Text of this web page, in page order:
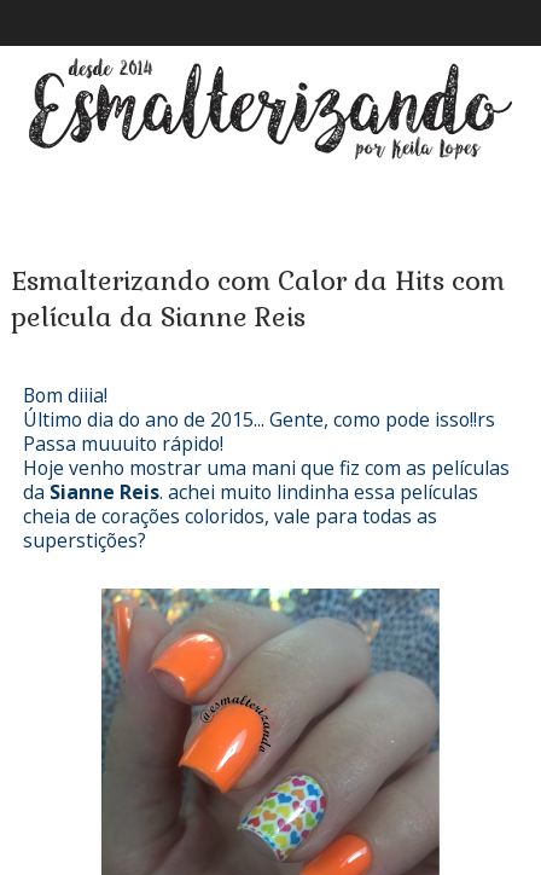
Esmalterizando com Calor da Hits com
película da Sianne Reis
Bom diiia!
Último dia do ano de 2015... Gente, como pode isso!!rs
Passa muuuito rápido!
Hoje venho mostrar uma mani que fiz com as películas
da Sianne Reis. achei muito lindinha essa películas
cheia de corações coloridos, vale para todas as
superstições?